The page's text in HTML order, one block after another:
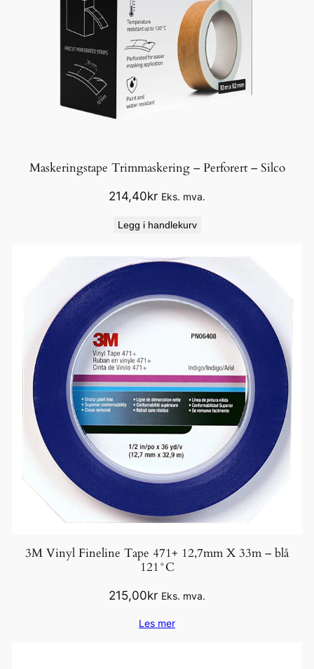
Maskeringstape Trimmaskering – Perforert – Silco
214,40kr Eks. mva.
Legg i handlekurv
3M Vinyl Fineline Tape 471+ 12,7mm X 33m – blå
121°C
215,00kr Eks. mva.
Les mer